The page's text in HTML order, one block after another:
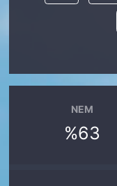
NEM
%63